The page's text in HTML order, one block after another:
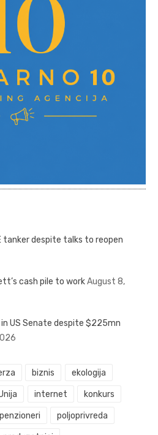
tanker despite talks to reopen
cash pile to workAugust 8,
US Senate despite $225mn
biznis ekologija
internet konkurs
penzioneri poljoprivreda